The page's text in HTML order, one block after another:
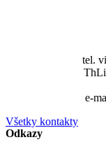
tel.
e-
Všetky kontakty
Odkazy